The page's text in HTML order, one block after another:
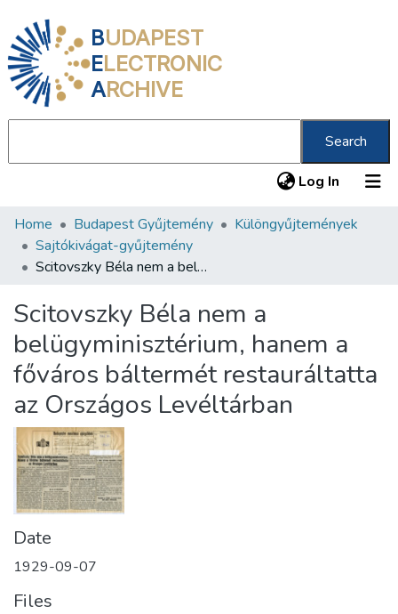
BUDAPEST
ELECTRONIC
ARCHIVE
Search
Log In (current)
Communities & Collections
All of DSpace
About us
Home Budapest Gyűjtemény
Különgyűjtemények
Sajtókivágat-gyűjtemény
Scitovszky Béla nem a belügyminisztérium, hanem a főváros báltermét restauráltatta az Országos Levéltárban
Scitovszky Béla nem a
belügyminisztérium, hanem a
főváros báltermét restauráltatta
az Országos Levéltárban
Date
1929-09-07
Files